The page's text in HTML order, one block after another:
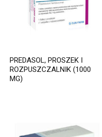
PREDASOL, PROSZEK I
ROZPUSZCZALNIK (1000
MG)